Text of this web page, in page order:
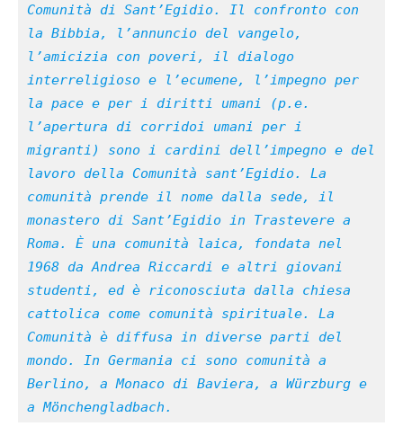
Comunità di Sant’Egidio. Il confronto con
la Bibbia, l’annuncio del vangelo,
l’amicizia con poveri, il dialogo
interreligioso e l’ecumene, l’impegno per
la pace e per i diritti umani (p.e.
l’apertura di corridoi umani per i
migranti) sono i cardini dell’impegno e del
lavoro della Comunità sant’Egidio. La
comunità prende il nome dalla sede, il
monastero di Sant’Egidio in Trastevere a
Roma. È una comunità laica, fondata nel
1968 da Andrea Riccardi e altri giovani
studenti, ed è riconosciuta dalla chiesa
cattolica come comunità spirituale. La
Comunità è diffusa in diverse parti del
mondo. In Germania ci sono comunità a
Berlino, a Monaco di Baviera, a Würzburg e
a Mönchengladbach.